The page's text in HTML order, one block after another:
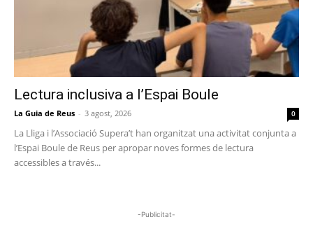
Lectura inclusiva a l’Espai Boule
La Guia de Reus - 3 agost, 2026 0
La Lliga i l’Associació Supera’t han organitzat una activitat conjunta a
l’Espai Boule de Reus per apropar noves formes de lectura
accessibles a través...
-Publicitat-